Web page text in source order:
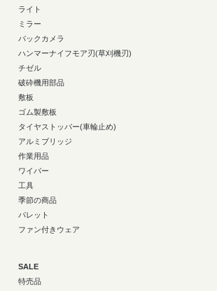
ライト
ミラー
バックカメラ
ハンマーナイフモア刃(草刈機刃)
チゼル
破砕機用部品
敷板
ゴム製敷板
タイヤストッパー(車輪止め)
アルミブリッジ
作業用品
ワイパー
工具
季節の商品
パレット
ファン付きウェア
SALE
特売品